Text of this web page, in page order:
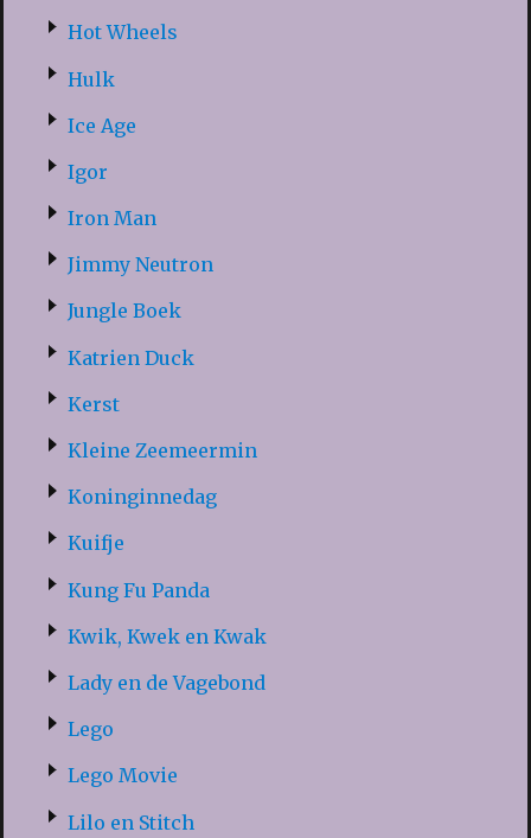
Hot Wheels
Hulk
Ice Age
Igor
Iron Man
Jimmy Neutron
Jungle Boek
Katrien Duck
Kerst
Kleine Zeemeermin
Koninginnedag
Kuifje
Kung Fu Panda
Kwik, Kwek en Kwak
Lady en de Vagebond
Lego
Lego Movie
Lilo en Stitch